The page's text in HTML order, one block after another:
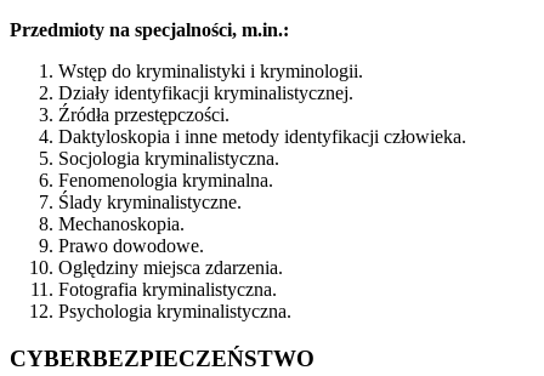
Przedmioty na specjalności, m.in.:
Wstęp do kryminalistyki i kryminologii.
Działy identyfikacji kryminalistycznej.
Źródła przestępczości.
Daktyloskopia i inne metody identyfikacji człowieka.
Socjologia kryminalistyczna.
Fenomenologia kryminalna.
Ślady kryminalistyczne.
Mechanoskopia.
Prawo dowodowe.
Oględziny miejsca zdarzenia.
Fotografia kryminalistyczna.
Psychologia kryminalistyczna.
CYBERBEZPIECZEŃSTWO